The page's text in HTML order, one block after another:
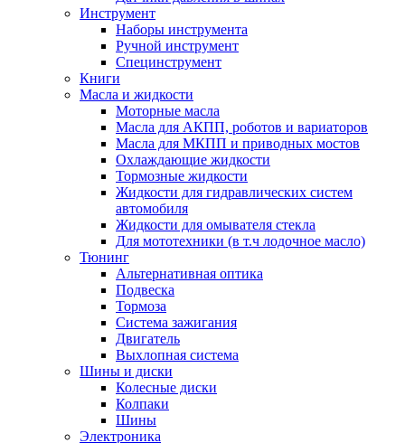
Инструмент
Наборы инструмента
Ручной инструмент
Специнструмент
Книги
Масла и жидкости
Моторные масла
Масла для АКПП, роботов и вариаторов
Масла для МКПП и приводных мостов
Охлаждающие жидкости
Тормозные жидкости
Жидкости для гидравлических систем
автомобиля
Жидкости для омывателя стекла
Для мототехники (в т.ч лодочное масло)
Тюнинг
Альтернативная оптика
Подвеска
Тормоза
Система зажигания
Двигатель
Выхлопная система
Шины и диски
Колесные диски
Колпаки
Шины
Электроника